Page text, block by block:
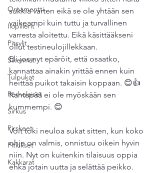
Ornamentti
Ilopillerit
Pitsylit
Sikermät
Tulpukat
Perholaiset
Sirkus
Pirskeet
Pitkikset
Kakkarat
sukkia varten eikä se ole yhtään sen
vaikeampi kuin tuttu ja turvallinen
varresta aloitettu. Eikä käsittääkseni
ollut testineulojillekkaan.
Eli jos nyt epäröit, että osaatko,
kannattaa ainakin yrittää ennen kuin
heittää puikot takaisin koppaan. 😊👍
Kantapää ei ole myöskään sen
kummempi. 😊
Voit toki neuloa sukat sitten, kun koko
ohje on valmis, onnistuu oikein hyvin
niin. Nyt on kuitenkin tilaisuus oppia
ehkä jotain uutta ja selättää peikko.